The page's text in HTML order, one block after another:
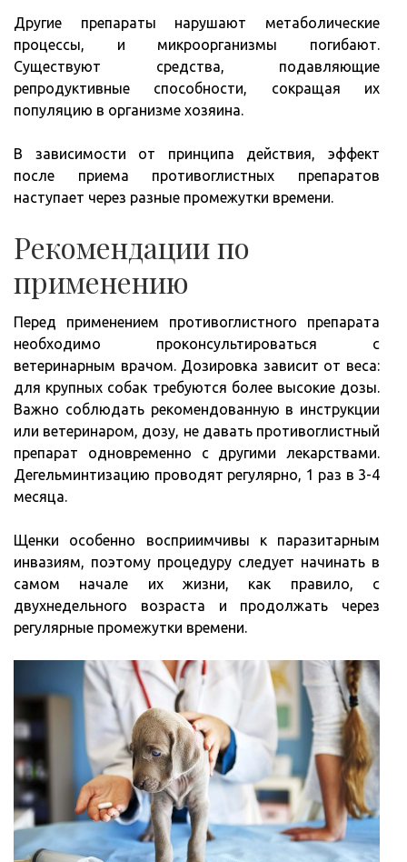
Другие препараты нарушают метаболические
процессы, и микроорганизмы погибают.
Существуют средства, подавляющие
репродуктивные способности, сокращая их
популяцию в организме хозяина.
В зависимости от принципа действия, эффект
после приема противоглистных препаратов
наступает через разные промежутки времени.
Рекомендации по
применению
Перед применением противоглистного препарата
необходимо проконсультироваться с
ветеринарным врачом. Дозировка зависит от веса:
для крупных собак требуются более высокие дозы.
Важно соблюдать рекомендованную в инструкции
или ветеринаром, дозу, не давать противоглистный
препарат одновременно с другими лекарствами.
Дегельминтизацию проводят регулярно, 1 раз в 3-4
месяца.
Щенки особенно восприимчивы к паразитарным
инвазиям, поэтому процедуру следует начинать в
самом начале их жизни, как правило, с
двухнедельного возраста и продолжать через
регулярные промежутки времени.